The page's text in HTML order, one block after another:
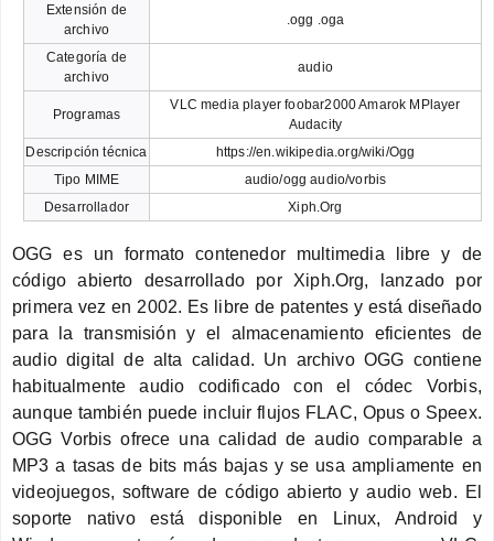
Extensión de
archivo
.ogg .oga
Categoría de
archivo
audio
Programas
VLC media player foobar2000 Amarok MPlayer
Audacity
Descripción técnica
https://en.wikipedia.org/wiki/Ogg
Tipo MIME
audio/ogg audio/vorbis
Desarrollador
Xiph.Org
OGG es un formato contenedor multimedia libre y de
código abierto desarrollado por Xiph.Org, lanzado por
primera vez en 2002. Es libre de patentes y está diseñado
para la transmisión y el almacenamiento eficientes de
audio digital de alta calidad. Un archivo OGG contiene
habitualmente audio codificado con el códec Vorbis,
aunque también puede incluir flujos FLAC, Opus o Speex.
OGG Vorbis ofrece una calidad de audio comparable a
MP3 a tasas de bits más bajas y se usa ampliamente en
videojuegos, software de código abierto y audio web. El
soporte nativo está disponible en Linux, Android y